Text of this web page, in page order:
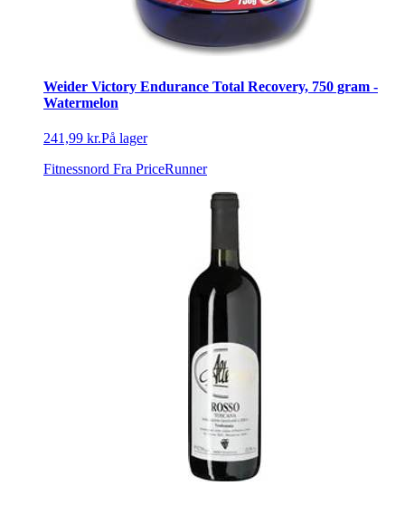
Weider Victory Endurance Total Recovery, 750 gram -
Watermelon
241,99 kr.På lager
Fitnessnord Fra PriceRunner